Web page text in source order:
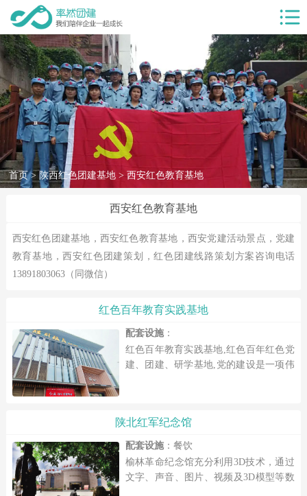
首页
服务项目
团建服务
团建基地
团建目的
客户案例
团建新闻
首页>陕西红色团建基地 > 西安红色教育基地
西安红色教育基地
西安红色团建基地，西安红色教育基地，西安党建活动景点，党建
教育基地，西安红色团建策划，红色团建线路策划方案咨询电话
13891803063（同微信）
红色百年教育实践基地
配套设施：
红色百年教育实践基地,红色百年红色党
建、团建、研学基地,党的建设是一项伟
陕北红军纪念馆
配套设施：餐饮
榆林革命纪念馆充分利用3D技术，通过
文字、声音、图片、视频及3D模型等数